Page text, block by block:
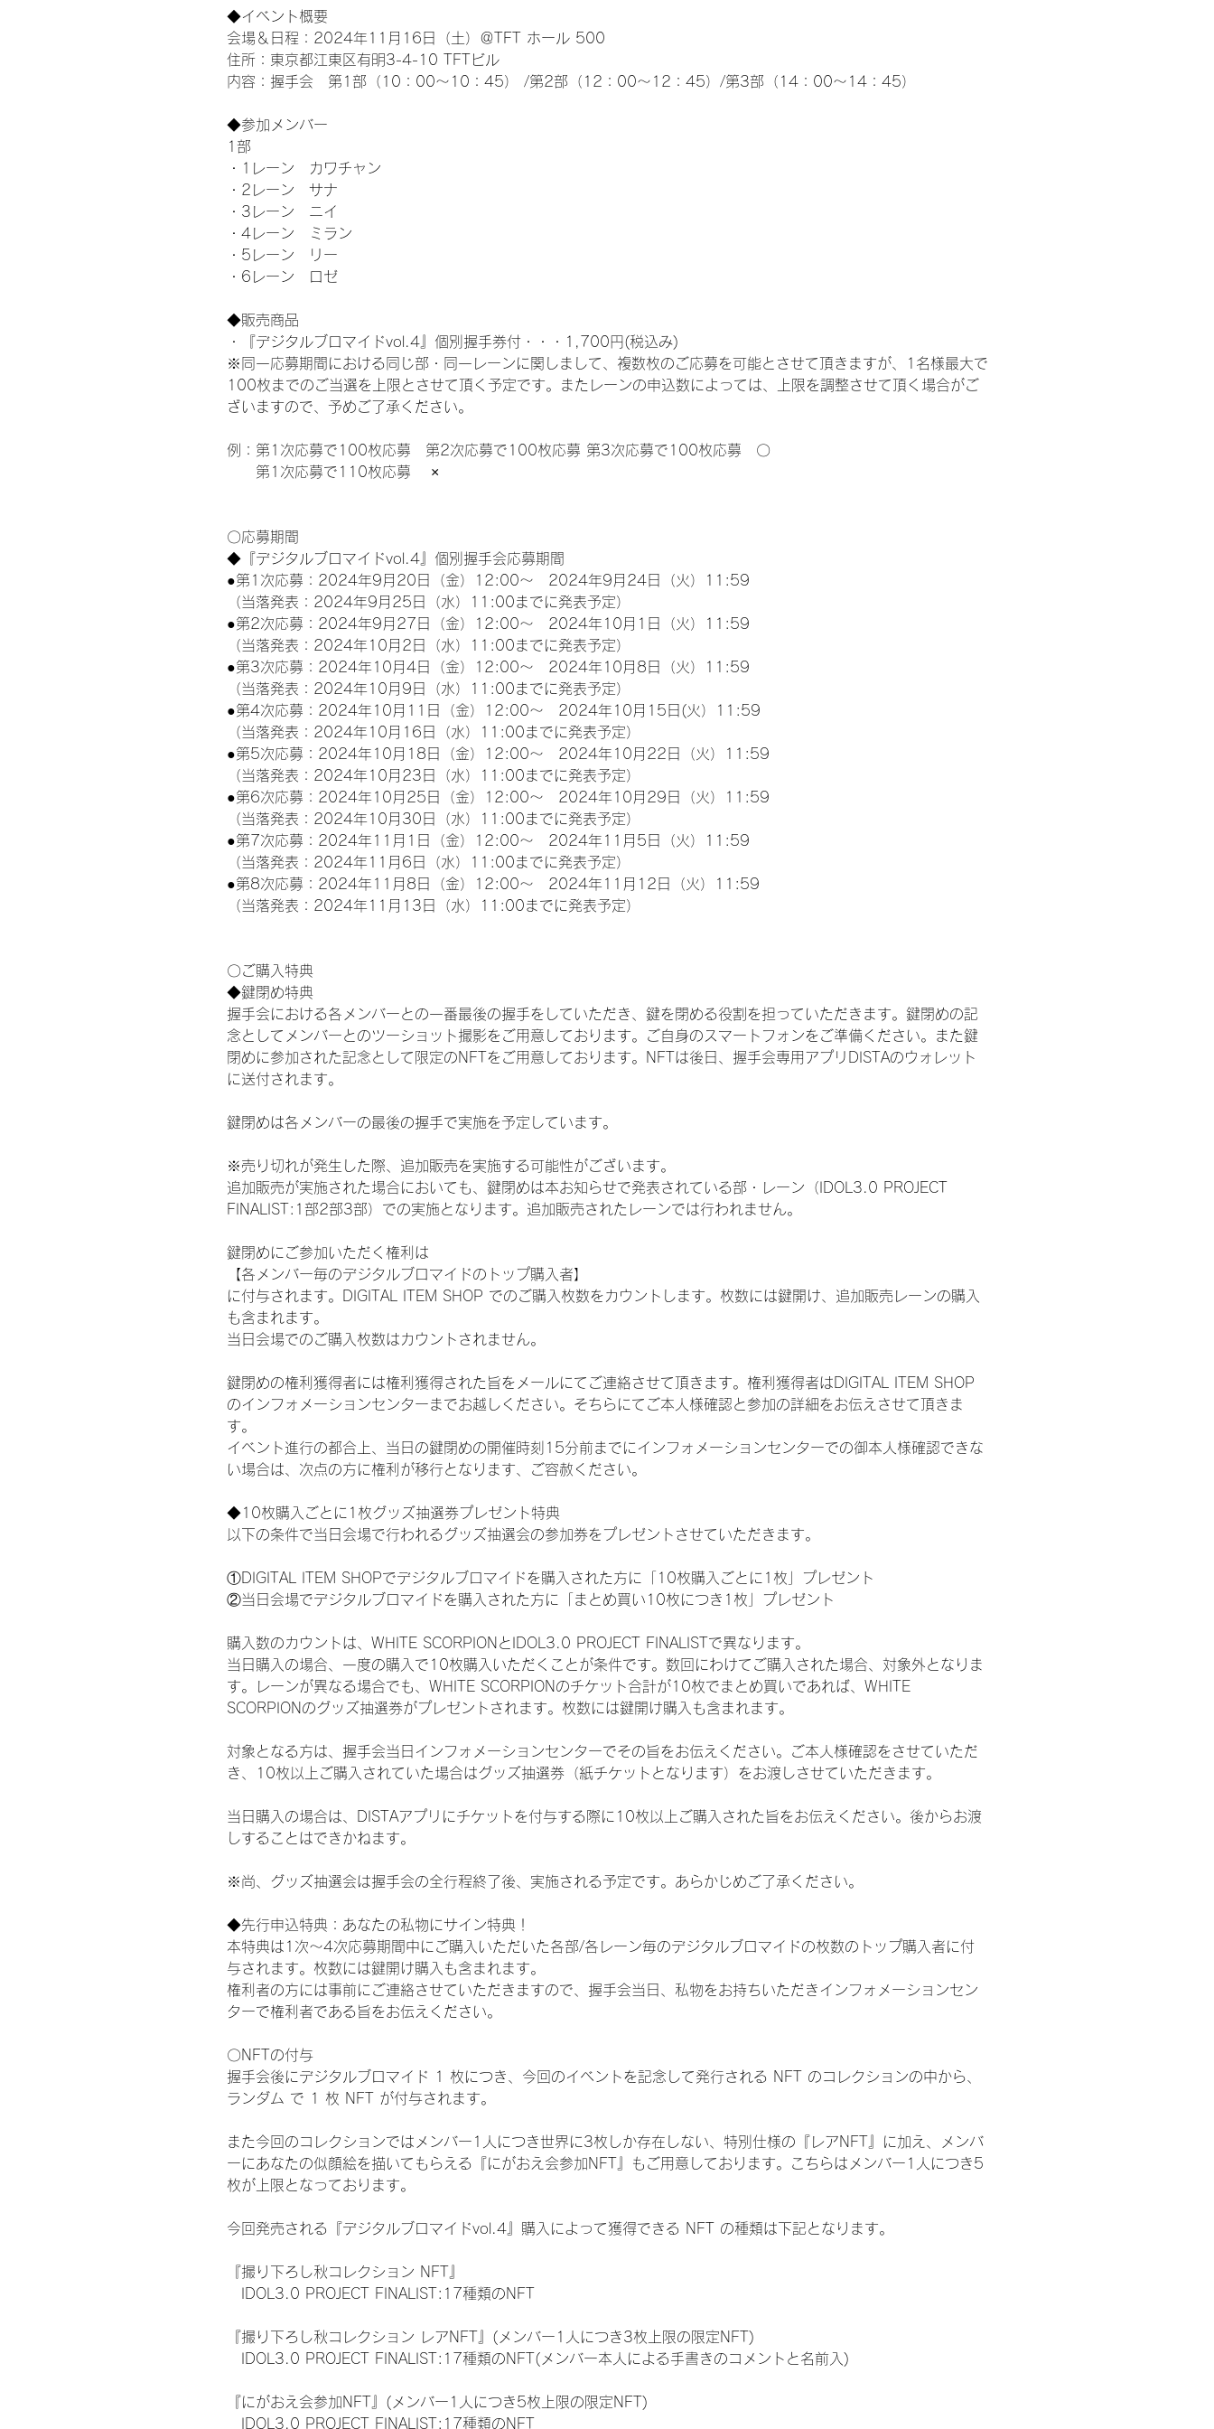
◆イベント概要
会場＆日程：2024年11月16日（土）＠TFT ホール 500
住所：東京都江東区有明3-4-10 TFTビル
内容：握手会　第1部（10：00～10：45） /第2部（12：00～12：45）/第3部（14：00～14：45）
◆参加メンバー
1部
・1レーン　カワチャン
・2レーン　サナ
・3レーン　ニイ
・4レーン　ミラン
・5レーン　リー
・6レーン　ロゼ
◆販売商品
・『デジタルブロマイドvol.4』個別握手券付・・・1,700円(税込み)
※同一応募期間における同じ部・同一レーンに関しまして、複数枚のご応募を可能とさせて頂きますが、1名様最大で
100枚までのご当選を上限とさせて頂く予定です。またレーンの申込数によっては、上限を調整させて頂く場合がご
ざいますので、予めご了承ください。
例：第1次応募で100枚応募　第2次応募で100枚応募 第3次応募で100枚応募　〇
第1次応募で110枚応募　 ×
〇応募期間
◆『デジタルブロマイドvol.4』個別握手会応募期間
●第1次応募：2024年9月20日（金）12:00～　2024年9月24日（火）11:59
（当落発表：2024年9月25日（水）11:00までに発表予定）
●第2次応募：2024年9月27日（金）12:00～　2024年10月1日（火）11:59
（当落発表：2024年10月2日（水）11:00までに発表予定）
●第3次応募：2024年10月4日（金）12:00～　2024年10月8日（火）11:59
（当落発表：2024年10月9日（水）11:00までに発表予定）
●第4次応募：2024年10月11日（金）12:00～　2024年10月15日(火）11:59
（当落発表：2024年10月16日（水）11:00までに発表予定）
●第5次応募：2024年10月18日（金）12:00～　2024年10月22日（火）11:59
（当落発表：2024年10月23日（水）11:00までに発表予定）
●第6次応募：2024年10月25日（金）12:00～　2024年10月29日（火）11:59
（当落発表：2024年10月30日（水）11:00までに発表予定）
●第7次応募：2024年11月1日（金）12:00～　2024年11月5日（火）11:59
（当落発表：2024年11月6日（水）11:00までに発表予定）
●第8次応募：2024年11月8日（金）12:00～　2024年11月12日（火）11:59
（当落発表：2024年11月13日（水）11:00までに発表予定）
〇ご購入特典
◆鍵閉め特典
握手会における各メンバーとの一番最後の握手をしていただき、鍵を閉める役割を担っていただきます。鍵閉めの記
念としてメンバーとのツーショット撮影をご用意しております。ご自身のスマートフォンをご準備ください。また鍵
閉めに参加された記念として限定のNFTをご用意しております。NFTは後日、握手会専用アプリDISTAのウォレット
に送付されます。
鍵閉めは各メンバーの最後の握手で実施を予定しています。
※売り切れが発生した際、追加販売を実施する可能性がございます。
追加販売が実施された場合においても、鍵閉めは本お知らせで発表されている部・レーン（IDOL3.0 PROJECT
FINALIST:1部2部3部）での実施となります。追加販売されたレーンでは行われません。
鍵閉めにご参加いただく権利は
【各メンバー毎のデジタルブロマイドのトップ購入者】
に付与されます。DIGITAL ITEM SHOP でのご購入枚数をカウントします。枚数には鍵開け、追加販売レーンの購入
も含まれます。
当日会場でのご購入枚数はカウントされません。
鍵閉めの権利獲得者には権利獲得された旨をメールにてご連絡させて頂きます。権利獲得者はDIGITAL ITEM SHOP
のインフォメーションセンターまでお越しください。そちらにてご本人様確認と参加の詳細をお伝えさせて頂きま
す。
イベント進行の都合上、当日の鍵閉めの開催時刻15分前までにインフォメーションセンターでの御本人様確認できな
い場合は、次点の方に権利が移行となります、ご容赦ください。
◆10枚購入ごとに1枚グッズ抽選券プレゼント特典
以下の条件で当日会場で行われるグッズ抽選会の参加券をプレゼントさせていただきます。
①DIGITAL ITEM SHOPでデジタルブロマイドを購入された方に「10枚購入ごとに1枚」プレゼント
②当日会場でデジタルブロマイドを購入された方に「まとめ買い10枚につき1枚」プレゼント
購入数のカウントは、WHITE SCORPIONとIDOL3.0 PROJECT FINALISTで異なります。
当日購入の場合、一度の購入で10枚購入いただくことが条件です。数回にわけてご購入された場合、対象外となりま
す。レーンが異なる場合でも、WHITE SCORPIONのチケット合計が10枚でまとめ買いであれば、WHITE
SCORPIONのグッズ抽選券がプレゼントされます。枚数には鍵開け購入も含まれます。
対象となる方は、握手会当日インフォメーションセンターでその旨をお伝えください。ご本人様確認をさせていただ
き、10枚以上ご購入されていた場合はグッズ抽選券（紙チケットとなります）をお渡しさせていただきます。
当日購入の場合は、DISTAアプリにチケットを付与する際に10枚以上ご購入された旨をお伝えください。後からお渡
しすることはできかねます。
※尚、グッズ抽選会は握手会の全行程終了後、実施される予定です。あらかじめご了承ください。
◆先行申込特典：あなたの私物にサイン特典！
本特典は1次〜4次応募期間中にご購入いただいた各部/各レーン毎のデジタルブロマイドの枚数のトップ購入者に付
与されます。枚数には鍵開け購入も含まれます。
権利者の方には事前にご連絡させていただきますので、握手会当日、私物をお持ちいただきインフォメーションセン
ターで権利者である旨をお伝えください。
〇NFTの付与
握手会後にデジタルブロマイド 1 枚につき、今回のイベントを記念して発行される NFT のコレクションの中から、
ランダム で 1 枚 NFT が付与されます。
また今回のコレクションではメンバー1人につき世界に3枚しか存在しない、特別仕様の『レアNFT』に加え、メンバ
ーにあなたの似顔絵を描いてもらえる『にがおえ会参加NFT』もご用意しております。こちらはメンバー1人につき5
枚が上限となっております。
今回発売される『デジタルブロマイドvol.4』購入によって獲得できる NFT の種類は下記となります。
『撮り下ろし秋コレクション NFT』
IDOL3.0 PROJECT FINALIST:17種類のNFT
『撮り下ろし秋コレクション レアNFT』(メンバー1人につき3枚上限の限定NFT)
IDOL3.0 PROJECT FINALIST:17種類のNFT(メンバー本人による手書きのコメントと名前入)
『にがおえ会参加NFT』(メンバー1人につき5枚上限の限定NFT)
IDOL3.0 PROJECT FINALIST:17種類のNFT